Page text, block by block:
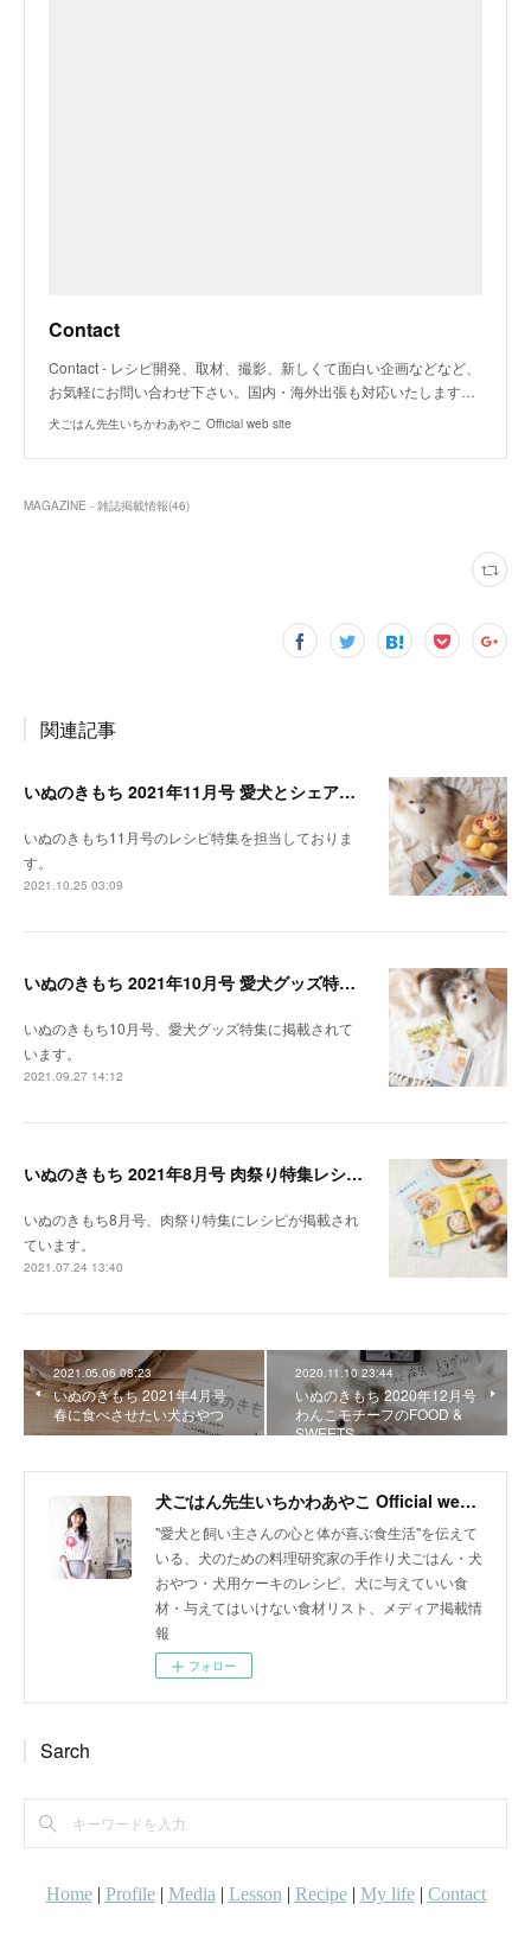
Contact
Contact - レシピ開発、取材、撮影、新しくて面白い企画などなど、
お気軽にお問い合わせ下さい。国内・海外出張も対応いたします…
犬ごはん先生いちかわあやこ Official web site
MAGAZINE - 雑誌掲載情報(46)
関連記事
いぬのきもち 2021年11月号 愛犬とシェアできる！レンジで作れるパンレシピ特集
いぬのきもち11月号のレシピ特集を担当しておりま
す。
2021.10.25 03:09
いぬのきもち 2021年10月号 愛犬グッズ特集レシピ掲載
いぬのきもち10月号、愛犬グッズ特集に掲載されて
います。
2021.09.27 14:12
いぬのきもち 2021年8月号 肉祭り特集レシピ掲載
いぬのきもち8月号、肉祭り特集にレシピが掲載され
ています。
2021.07.24 13:40
2021.05.06 08:23
いぬのきもち 2021年4月号
春に食べさせたい犬おやつ
2020.11.10 23:44
いぬのきもち 2020年12月号
わんこモチーフのFOOD &
SWEETS
犬ごはん先生いちかわあやこ Official web site
"愛犬と飼い主さんの心と体が喜ぶ食生活"を伝えて
いる、犬のための料理研究家の手作り犬ごはん・犬
おやつ・犬用ケーキのレシピ、犬に与えていい食
材・与えてはいけない食材リスト、メディア掲載情
報
フォロー
Sarch